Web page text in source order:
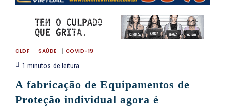
CLDF SAÚDE COVID-19
1 minutos de leitura
A fabricação de Equipamentos de
Proteção individual agora é